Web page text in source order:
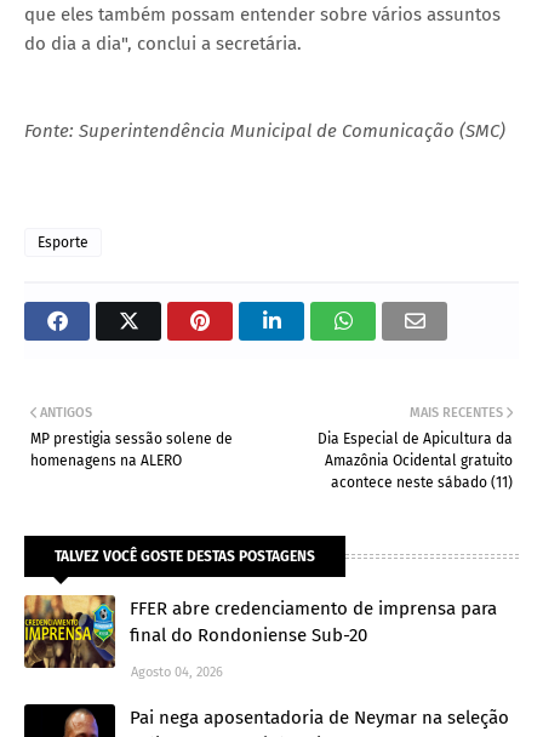
que eles também possam entender sobre vários assuntos
do dia a dia", conclui a secretária.
Fonte: Superintendência Municipal de Comunicação (SMC)
Esporte
MAIS RECENTES
Dia Especial de Apicultura da
Amazônia Ocidental gratuito
acontece neste sábado (11)
ANTIGOS
MP prestigia sessão solene de
homenagens na ALERO
TALVEZ VOCÊ GOSTE DESTAS POSTAGENS
FFER abre credenciamento de imprensa para
final do Rondoniense Sub-20
Agosto 04, 2026
Pai nega aposentadoria de Neymar na seleção